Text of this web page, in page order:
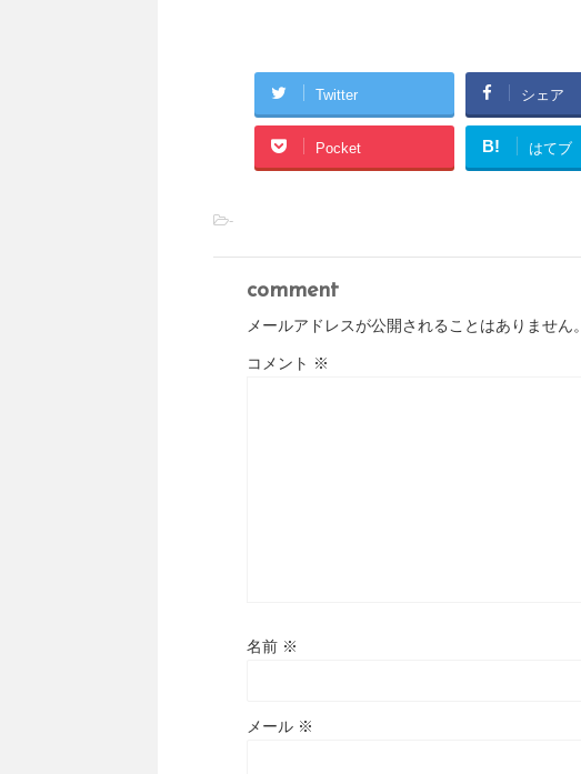
Twitter シェア
Pocket B! はてブ
-
comment
メールアドレスが公開されることはありません。
コメント ※
名前 ※
メール ※